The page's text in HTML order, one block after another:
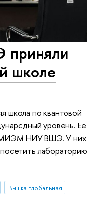
школе
школа по квантовой
уровень. Ее
МИЭМ НИУ ВШЭ. У них
лабораторию
Вышка глобальная